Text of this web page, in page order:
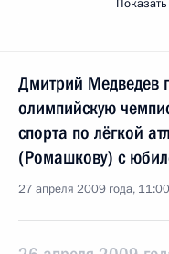
Дмитрий Медведев
олимпийскую
спорта по лёгкой
(Ромашкову) с
27 апреля 2009 года, 11:00